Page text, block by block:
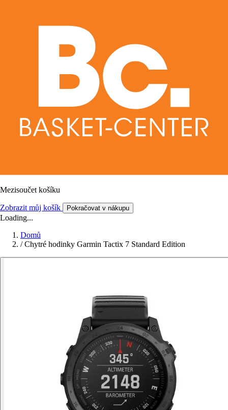
Mezisoučet košíku
Zobrazit můj košík Pokračovat v nákupu
Loading...
Domů
/ Chytré hodinky Garmin Tactix 7 Standard Edition